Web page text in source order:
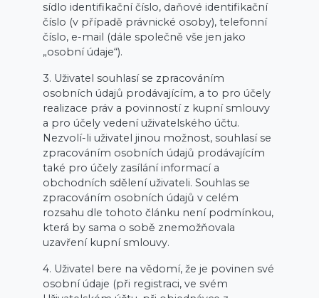
sídlo identifikační číslo, daňové identifikační
číslo (v případě právnické osoby), telefonní
číslo, e-mail (dále společně vše jen jako
„osobní údaje“).
3. Uživatel souhlasí se zpracováním
osobních údajů prodávajícím, a to pro účely
realizace práv a povinností z kupní smlouvy
a pro účely vedení uživatelského účtu.
Nezvolí-li uživatel jinou možnost, souhlasí se
zpracováním osobních údajů prodávajícím
také pro účely zasílání informací a
obchodních sdělení uživateli. Souhlas se
zpracováním osobních údajů v celém
rozsahu dle tohoto článku není podmínkou,
která by sama o sobě znemožňovala
uzavření kupní smlouvy.
4. Uživatel bere na vědomí, že je povinen své
osobní údaje (při registraci, ve svém